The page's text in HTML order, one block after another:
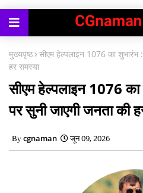
काउंसिलिंग प्रारंभ
मुख्यपृष्ठ सीएम हेल्पलाइन 1076 का
हर समस्या
सीएम हेल्पलाइन 1076
पर सुनी जाएगी जनता की
cgnaman जून 09, 2026